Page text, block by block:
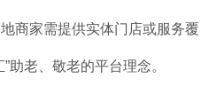
商家需提供实体门店或服务覆
助老、敬老的平台理念。